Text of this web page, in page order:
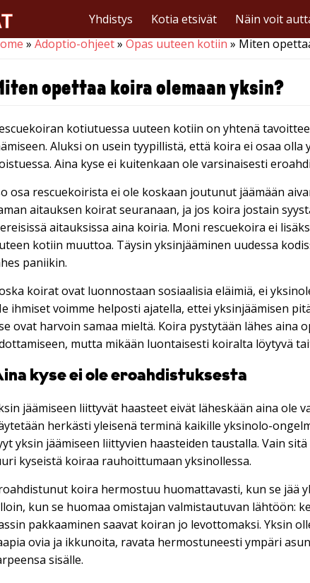
Yhdistys Kotia etsivät Näin voit
are here
»Adoptio-ohjeet»Opas uuteen kotiin » Miten
opettaa koira olemaan yksin?
kotiutuessa uuteen kotiin on yhtenä
Aluksi on usein tyypillistä, että koira ei osaa
Aina kyse ei kuitenkaan ole varsinaisesti
osa rescuekoirista ei ole koskaan joutunut jäämään
aitauksen koirat seuranaan, ja jos koira jostain
aitauksissa aina koiria. Moni rescuekoira ei
kotiin muuttoa. Täysin yksinjääminen uudessa
paniikin.
koirat ovat luonnostaan sosiaalisia eläimiä, ei
ihmiset voimme helposti ajatella, ettei yksinjäämisen
ovat harvoin samaa mieltä. Koira pystytään lähes aina
mutta mikään luontaisesti koiralta löytyvä
kyse ei ole eroahdistuksesta
jäämiseen liittyvät haasteet eivät läheskään aina ole
herkästi yleisenä terminä kaikille yksinolo-
yksin jäämiseen liittyvien haasteiden taustalla. Vain
kyseistä koiraa rauhoittumaan yksinollessa.
koira hermostuu huomattavasti, kun se jää
kun se huomaa omistajan valmistautuvan lähtöön:
pakkaaminen saavat koiran jo levottomaksi. Yksin
ovia ja ikkunoita, ravata hermostuneesti ympäri
sisälle.